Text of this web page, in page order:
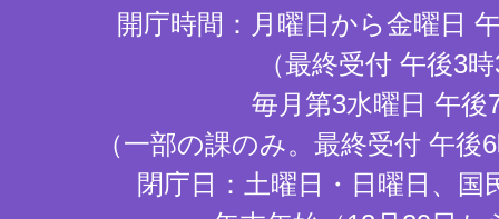
開庁時間：月曜日から金曜日
（最終受付 午後3
毎月第3水曜日 午後
（一部の課のみ。最終受付 午
閉庁日：土曜日・日曜日、国